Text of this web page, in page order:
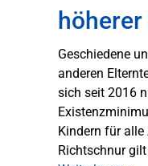
Geschiedene
anderen
sich seit 2016
Kindern für
Richtschnur